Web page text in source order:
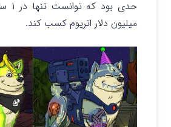
میلیون دلار اتریوم کسب کند.